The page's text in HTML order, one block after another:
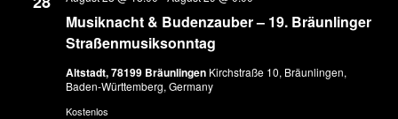
Musiknacht & Budenzauber – 19. Bräunlinger
Straßenmusiksonntag
Altstadt, 78199 Bräunlingen Kirchstraße 10, Bräunlingen,
Baden-Württemberg, Germany
Kostenlos